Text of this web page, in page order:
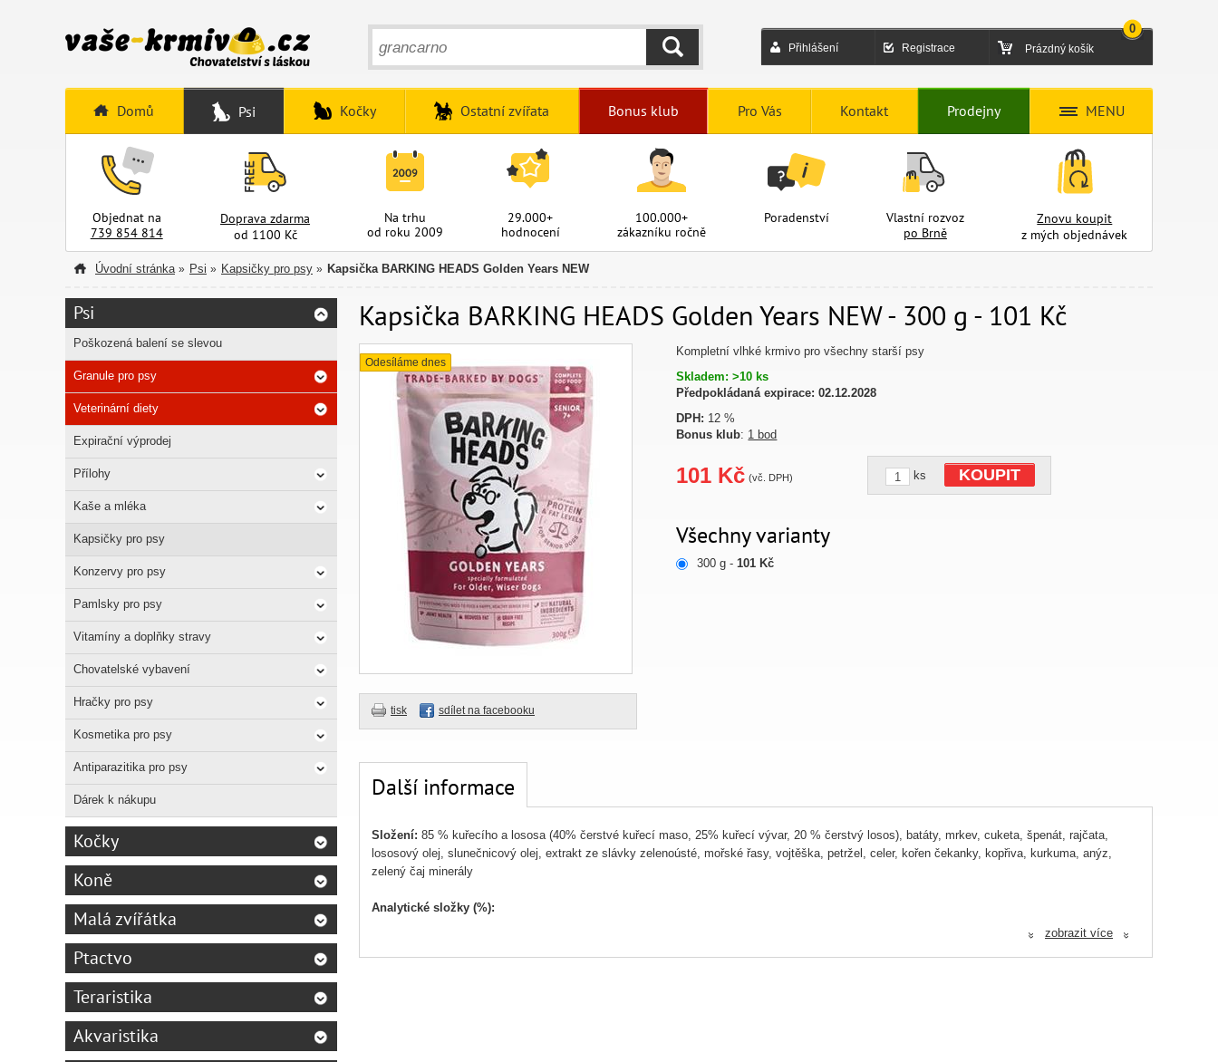
Přihlášení Registrace Prázdný košík
0
HLEDAT
Domů Psi Kočky Ostatní zvířata Bonus klub Pro Vás Kontakt Prodejny MENU
Objednat na
739 854 814
Doprava zdarma
od 1100 Kč
Na trhu
od roku 2009
29.000+
hodnocení
100.000+
zákazníku ročně
Poradenství
Vlastní rozvoz
po Brně
Znovu koupit
z mých objednávek
Úvodní stránka » Psi » Kapsičky pro psy » Kapsička BARKING HEADS Golden Years NEW
Kapsička BARKING HEADS Golden Years NEW - 300 g - 101 Kč
Odesíláme dnes
tisk sdílet na facebooku
Kompletní vlhké krmivo pro všechny starší psy
Skladem: >10 ks
Předpokládaná expirace: 02.12.2028
DPH: 12 %
Bonus klub: 1 bod
101 Kč (vč. DPH) ks KOUPIT
Všechny varianty
300 g -101 Kč
Další informace
Složení: 85 % kuřecího a lososa (40% čerstvé kuřecí maso, 25% kuřecí vývar, 20 % čerstvý losos), batáty, mrkev, cuketa, špenát, rajčata,
lososový olej, slunečnicový olej, extrakt ze slávky zelenoústé, mořské řasy, vojtěška, petržel, celer, kořen čekanky, kopřiva, kurkuma, anýz,
zelený čaj minerály
Analytické složky (%):
Nutriční doplňkové látky (na kg):
« zobrazit více «
Psi
Poškozená balení se slevou
Granule pro psy
Veterinární diety
Expirační výprodej
Přílohy
Kaše a mléka
Kapsičky pro psy
Konzervy pro psy
Pamlsky pro psy
Vitamíny a doplňky stravy
Chovatelské vybavení
Hračky pro psy
Kosmetika pro psy
Antiparazitika pro psy
Dárek k nákupu
Kočky
Koně
Malá zvířátka
Ptactvo
Teraristika
Akvaristika